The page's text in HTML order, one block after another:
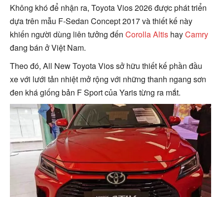
Không khó để nhận ra, Toyota Vios 2026 được phát triển
dựa trên mẫu F-Sedan Concept 2017 và thiết kế này
khiến người dùng liên tưởng đến Corolla Altis hayCamry
đang bán ở Việt Nam.
Theo đó, All New Toyota Vios sở hữu thiết kế phần đầu
xe với lưới tản nhiệt mở rộng với những thanh ngang sơn
đen khá giống bản F Sport của Yaris từng ra mắt.